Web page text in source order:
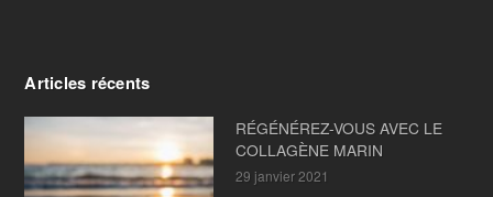
Articles récents
RÉGÉNÉREZ-VOUS AVEC LE
COLLAGÈNE MARIN
29 janvier 2021